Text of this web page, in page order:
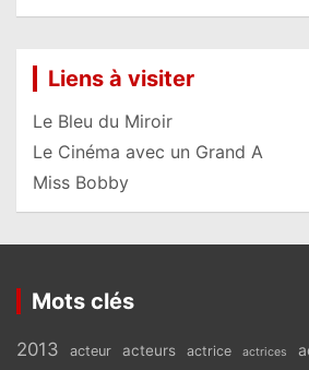
Liens à visiter
Le Bleu du Miroir
Le Cinéma avec un Grand A
Miss Bobby
Mots clés
2013 acteur acteurs actrice actrices